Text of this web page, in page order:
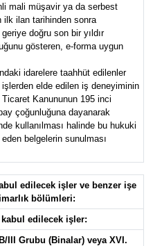
mali müşavir ya da serbest
ilk ilan tarihinden sonra
doğru son bir yıldır
gösteren, e-forma uygun
idarelere taahhüt edilenler
işlerden elde edilen iş deneyiminin
Kanununun 195 inci
çoğunluğuna dayanarak
kullanılması halinde bu hukuki
belgelerin sunulması
edilecek işler ve benzer işe
bölümleri:
edilecek işler:
III Grubu (Binalar) veya XVI.